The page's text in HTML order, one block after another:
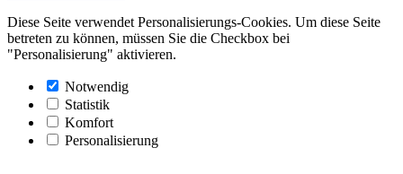
Diese Seite verwendet Personalisierungs-Cookies. Um diese Seite
betreten zu können, müssen Sie die Checkbox bei
"Personalisierung" aktivieren.
Notwendig
Statistik
Komfort
Personalisierung